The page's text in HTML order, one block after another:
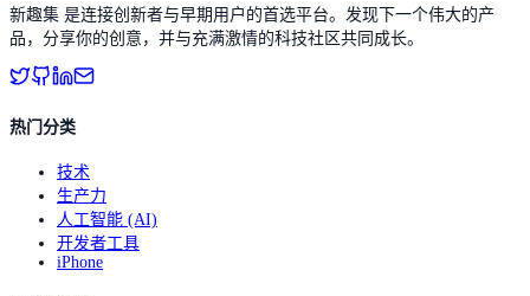
新趣集 是连接创新者与早期用户的首选平台。发现下一个伟大的产
品，分享你的创意，并与充满激情的科技社区共同成长。
热门分类
技术
生产力
人工智能 (AI)
开发者工具
iPhone